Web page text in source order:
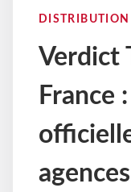
DISTRIBUTION
Verdict
France